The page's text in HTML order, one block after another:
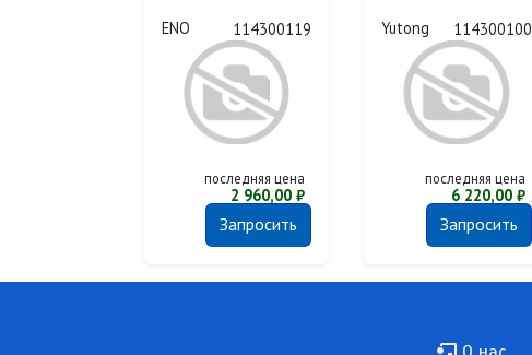
ENO 114300119
последняя цена
2 960,00 ₽
Запросить
Yutong 114300100
последняя цена
6 220,00 ₽
Запросить